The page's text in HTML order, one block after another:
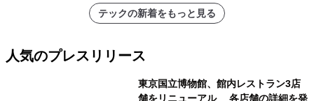
テックの新着をもっと見る
人気のプレスリリース
東京国立博物館、館内レストラン3店
舗をリニューアル 各店舗の詳細を発